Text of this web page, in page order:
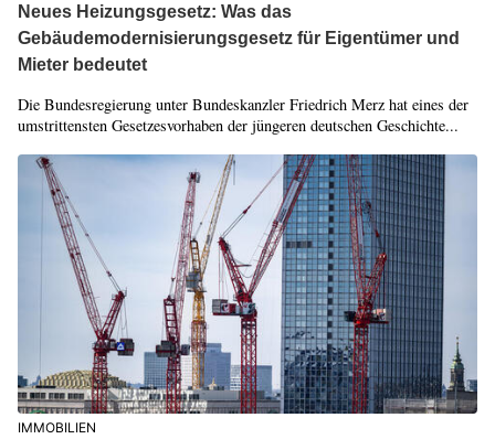
Neues Heizungsgesetz: Was das
Gebäudemodernisierungsgesetz für Eigentümer und
Mieter bedeutet
Die Bundesregierung unter Bundeskanzler Friedrich Merz hat eines der
umstrittensten Gesetzesvorhaben der jüngeren deutschen Geschichte...
IMMOBILIEN